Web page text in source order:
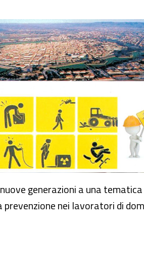
generazioni a una tematica
nei lavoratori di